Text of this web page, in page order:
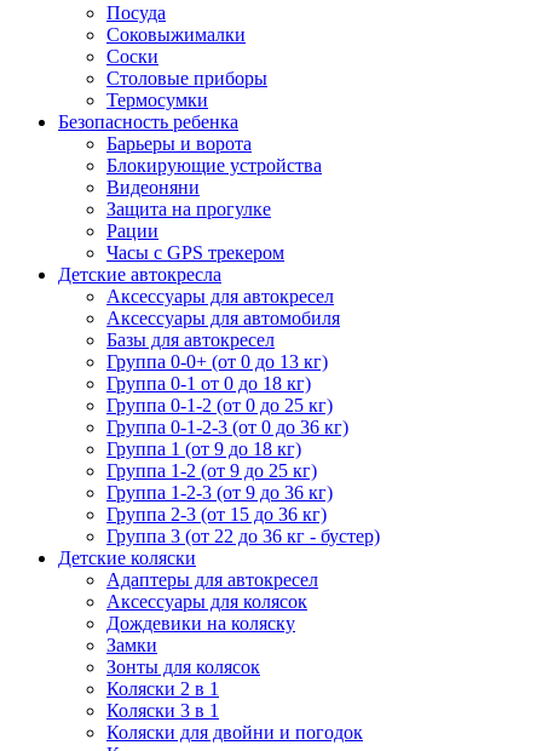
Посуда
Соковыжималки
Соски
Столовые приборы
Термосумки
Безопасность ребенка
Барьеры и ворота
Блокирующие устройства
Видеоняни
Защита на прогулке
Рации
Часы с GPS трекером
Детские автокресла
Аксессуары для автокресел
Аксессуары для автомобиля
Базы для автокресел
Группа 0-0+ (от 0 до 13 кг)
Группа 0-1 от 0 до 18 кг)
Группа 0-1-2 (от 0 до 25 кг)
Группа 0-1-2-3 (от 0 до 36 кг)
Группа 1 (от 9 до 18 кг)
Группа 1-2 (от 9 до 25 кг)
Группа 1-2-3 (от 9 до 36 кг)
Группа 2-3 (от 15 до 36 кг)
Группа 3 (от 22 до 36 кг - бустер)
Детские коляски
Адаптеры для автокресел
Аксессуары для колясок
Дождевики на коляску
Замки
Зонты для колясок
Коляски 2 в 1
Коляски 3 в 1
Коляски для двойни и погодок